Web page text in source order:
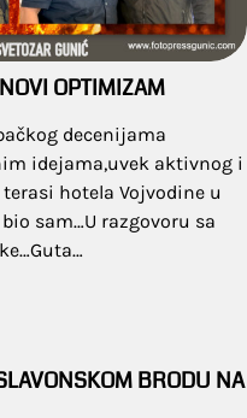
OPTIMIZAM
decenijama
idejama,uvek aktivnog i
hotela Vojvodine u
sam…U razgovoru sa
BRODU NA